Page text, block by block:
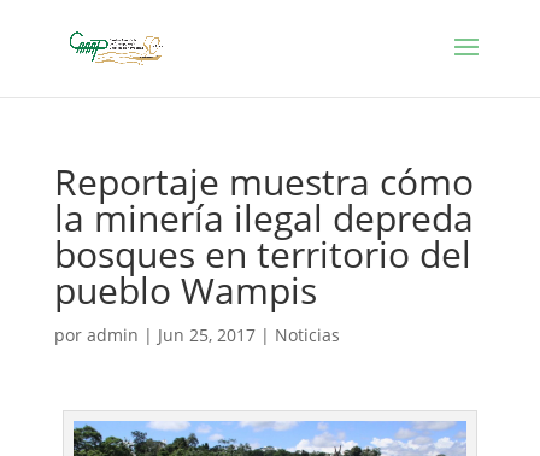
Reportaje muestra cómo
la minería ilegal depreda
bosques en territorio del
pueblo Wampis
por admin | Jun 25, 2017| Noticias